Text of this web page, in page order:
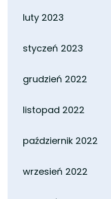
luty 2023
styczeń 2023
grudzień 2022
listopad 2022
październik 2022
wrzesień 2022